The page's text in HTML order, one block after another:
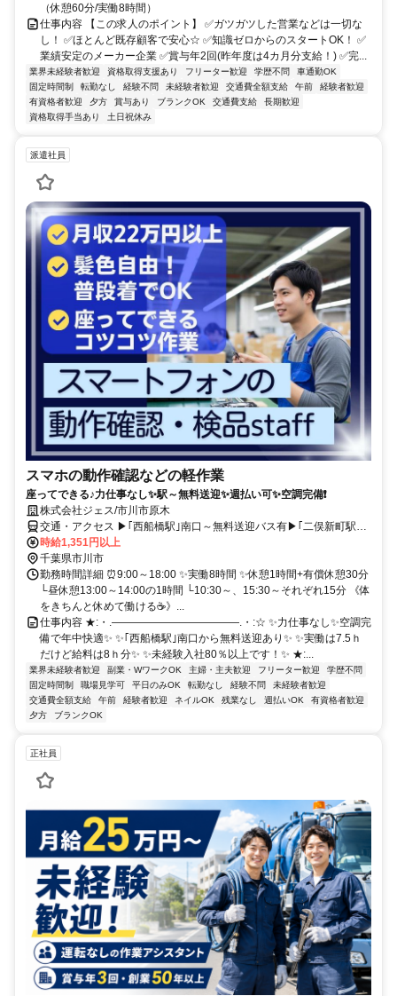
（休憩60分/実働8時間）
仕事内容 【この求人のポイント】 ✅ガツガツした営業などは一切な
し！ ✅ほとんど既存顧客で安心☆ ✅知識ゼロからのスタートOK！ ✅
業績安定のメーカー企業 ✅賞与年2回(昨年度は4カ月分支給！) ✅完...
業界未経験者歓迎 資格取得支援あり フリーター歓迎 学歴不問
車通勤OK
固定時間制
転勤なし 経験不問 未経験者歓迎 交通費全額支給 午前
経験者歓迎
有資格者歓迎
夕方 賞与あり ブランクOK 交通費支給
長期歓迎
資格取得手当あり
土日祝休み
派遣社員
スマホの動作確認などの軽作業
座ってできる♪力仕事なし✨駅～無料送迎✨週払い可✨空調完備❗
株式会社ジェス/市川市原木
交通・アクセス ▶｢西船橋駅｣南口～無料送迎バス有▶｢二俣新町駅｣
徒歩13分
時給1,351円以上
千葉県市川市
勤務時間詳細 ⏰9:00～18:00 ✨実働8時間 ✨休憩1時間+有償休憩30分
└昼休憩13:00～14:00の1時間 └10:30～、15:30～それぞれ15分 《体
をきちんと休めて働ける☕》...
仕事内容 ★:・.――――――――――――.・:☆ ✨力仕事なし✨空調完
備で年中快適✨ ✨｢西船橋駅｣南口から無料送迎あり✨ ✨実働は7.5ｈ
だけど給料は8ｈ分✨ ✨未経験入社80％以上です！✨ ★:...
業界未経験者歓迎 副業・WワークOK 主婦・主夫歓迎 フリーター歓迎
学歴不問
固定時間制
職場見学可 平日のみOK 転勤なし 経験不問
未経験者歓迎
交通費全額支給
午前 経験者歓迎 ネイルOK 残業なし 週払いOK
有資格者歓迎
夕方
ブランクOK
正社員